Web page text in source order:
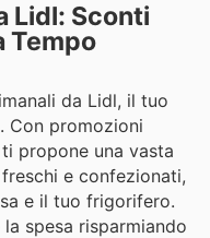
Lidl: Sconti
Tempo
da Lidl, il tuo
Con promozioni
propone una vasta
e confezionati,
e il tuo frigorifero.
spesa risparmiando